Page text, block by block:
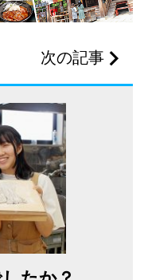
次の記事